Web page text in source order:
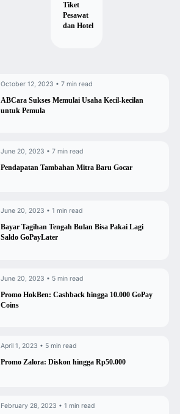
Tiket
Pesawat
dan Hotel
October 12, 2023 • 7 min read
ABCara Sukses Memulai Usaha Kecil-kecilan
untuk Pemula
June 20, 2023 • 7 min read
Pendapatan Tambahan Mitra Baru Gocar
June 20, 2023 • 1 min read
Bayar Tagihan Tengah Bulan Bisa Pakai Lagi
Saldo GoPayLater
June 20, 2023 • 5 min read
Promo HokBen: Cashback hingga 10.000 GoPay
Coins
April 1, 2023 • 5 min read
Promo Zalora: Diskon hingga Rp50.000
February 28, 2023 • 1 min read